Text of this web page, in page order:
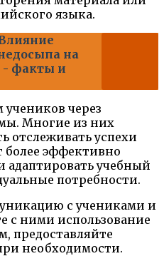
языка.
на
- факты и
учеников через
Многие из них
отслеживать успехи
более эффективно
адаптировать учебный
потребности.
с учениками и
с ними использование
предоставляйте
необходимости.